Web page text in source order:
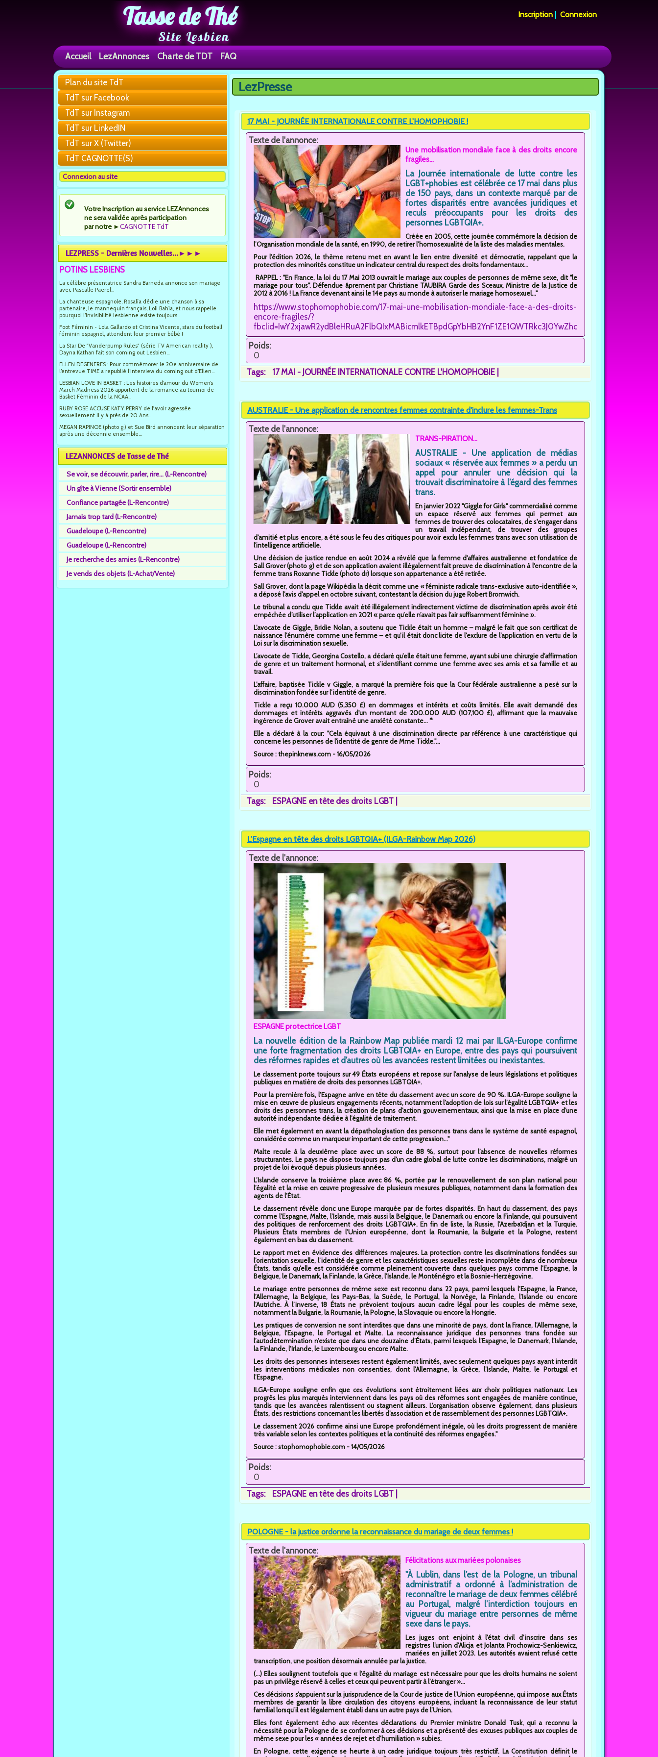
Tasse de Thé
Site Lesbien
Inscription |Connexion
Accueil LezAnnonces Charte de TDT FAQ
Plan du site TdT
TdT sur Facebook
TdT sur Instagram
TdT sur LinkedIN
TdT sur X (Twitter)
TdT CAGNOTTE(S)
Connexion au site
Votre Inscription au service LEZAnnonces
ne sera validée après participation
par notre ►CAGNOTTE TdT
LEZPRESS - Dernières Nouvelles...►►►
POTINS LESBIENS
La célèbre présentatrice Sandra Barneda annonce son mariage
avec Pascalle Paerel...
La chanteuse espagnole, Rosalía dédie une chanson à sa
partenaire, le mannequin français, Loli Bahía, et nous rappelle
pourquoi l’invisibilité lesbienne existe toujours...
Foot Féminin - Lola Gallardo et Cristina Vicente, stars du football
féminin espagnol, attendent leur premier bébé !
La Star De "Vanderpump Rules" (série TV American reality ),
Dayna Kathan fait son coming out Lesbien...
ELLEN DEGENERES : Pour commémorer le 20e anniversaire de
l’entrevue TIME a republié l’interview du coming out d’Ellen...
LESBIAN LOVE IN BASKET : Les histoires d’amour du Women’s
March Madness 2026 apportent de la romance au tournoi de
Basket Féminin de la NCAA...
RUBY ROSE ACCUSE KATY PERRY de l'avoir agressée
sexuellement Il y à près de 20 Ans...
MEGAN RAPINOE (photo g.) et Sue Bird annoncent leur séparation
après une décennie ensemble...
LEZANNONCES de Tasse de Thé
Se voir, se découvrir, parler, rire... (L-Rencontre)
Un gîte à Vienne (Sortir ensemble)
Confiance partagée (L-Rencontre)
Jamais trop tard (L-Rencontre)
Guadeloupe (L-Rencontre)
Guadeloupe (L-Rencontre)
Je recherche des amies (L-Rencontre)
Je vends des objets (L-Achat/Vente)
Vous êtes ici
LezPresse
17 MAI - JOURNÉE INTERNATIONALE CONTRE L'HOMOPHOBIE !
Texte de l'annonce:
Une mobilisation mondiale face à des droits encore
fragiles...
La Journée internationale de lutte contre les
LGBT+phobies est célébrée ce 17 mai dans plus
de 150 pays, dans un contexte marqué par de
fortes disparités entre avancées juridiques et
reculs préoccupants pour les droits des
personnes LGBTQIA+.
Créée en 2005, cette journée commémore la décision de
l’Organisation mondiale de la santé, en 1990, de retirer l’homosexualité de la liste des maladies mentales.
Pour l’édition 2026, le thème retenu met en avant le lien entre diversité et démocratie, rappelant que la
protection des minorités constitue un indicateur central du respect des droits fondamentaux...
RAPPEL : "En France, la loi du 17 Mai 2013 ouvrait le mariage aux couples de personnes de même sexe, dit "le
mariage pour tous". Défendue âprement par Christiane TAUBIRA Garde des Sceaux, Ministre de la Justice de
2012 à 2016 ! La France devenant ainsi le 14e pays au monde à autoriser le mariage homosexuel..."
https://www.stophomophobie.com/17-mai-une-mobilisation-mondiale-face-a-des-droits-
encore-fragiles/?
Poids:
0
Tags:
17 MAI - JOURNÉE INTERNATIONALE CONTRE L'HOMOPHOBIE
AUSTRALIE - Une application de rencontres femmes contrainte d'inclure les femmes-Trans
Texte de l'annonce:
TRANS-PIRATION...
AUSTRALIE - Une application de médias
sociaux « réservée aux femmes » a perdu un
appel pour annuler une décision qui la
trouvait discriminatoire à l’égard des femmes
trans.
En janvier 2022 "Giggle for Girls" commercialisé comme
un espace réservé aux femmes qui permet aux
femmes de trouver des colocataires, de s'engager dans
un travail indépendant, de trouver des groupes
d'amitié et plus encore, a été sous le feu des critiques pour avoir exclu les femmes trans avec son utilisation de
l'intelligence artificielle.
Une décision de justice rendue en août 2024 a révélé que la femme d'affaires australienne et fondatrice de
Sall Grover (photo g) et de son application avaient illégalement fait preuve de discrimination à l'encontre de la
femme trans Roxanne Tickle (photo dr) lorsque son appartenance a été retirée.
Sall Grover, dont la page Wikipédia la décrit comme une « féministe radicale trans-exclusive auto-identifiée »,
a déposé l’avis d’appel en octobre suivant, contestant la décision du juge Robert Bromwich.
Le tribunal a conclu que Tickle avait été illégalement indirectement victime de discrimination après avoir été
empêchée d’utiliser l’application en 2021 « parce qu’elle n’avait pas l’air suffisamment féminine ».
L’avocate de Giggle, Bridie Nolan, a soutenu que Tickle était un homme – malgré le fait que son certificat de
naissance l’énumère comme une femme – et qu’il était donc licite de l’exclure de l’application en vertu de la
Loi sur la discrimination sexuelle.
L’avocate de Tickle, Georgina Costello, a déclaré qu’elle était une femme, ayant subi une chirurgie d’affirmation
de genre et un traitement hormonal, et s’identifiant comme une femme avec ses amis et sa famille et au
travail.
L’affaire, baptisée Tickle v Giggle, a marqué la première fois que la Cour fédérale australienne a pesé sur la
discrimination fondée sur l’identité de genre.
Tickle a reçu 10.000 AUD (5,350 £) en dommages et intérêts et coûts limités. Elle avait demandé des
dommages et intérêts aggravés d'un montant de 200.000 AUD (107,100 £), affirmant que la mauvaise
ingérence de Grover avait entraîné une anxiété constante... *
Elle a déclaré à la cour: "Cela équivaut à une discrimination directe par référence à une caractéristique qui
concerne les personnes de l'identité de genre de Mme Tickle."...
Source : thepinknews.com - 16/05/2026
Poids:
0
Tags:
ESPAGNE en tête des droits LGBT
L’Espagne en tête des droits LGBTQIA+ (ILGA-Rainbow Map 2026)
Texte de l'annonce:
ESPAGNE protectrice LGBT
La nouvelle édition de la Rainbow Map publiée mardi 12 mai par ILGA-Europe confirme
une forte fragmentation des droits LGBTQIA+ en Europe, entre des pays qui poursuivent
des réformes rapides et d’autres où les avancées restent limitées ou inexistantes.
Le classement porte toujours sur 49 États européens et repose sur l’analyse de leurs législations et politiques
publiques en matière de droits des personnes LGBTQIA+.
Pour la première fois, l’Espagne arrive en tête du classement avec un score de 90 %. ILGA-Europe souligne la
mise en œuvre de plusieurs engagements récents, notamment l’adoption de lois sur l’égalité LGBTQIA+ et les
droits des personnes trans, la création de plans d’action gouvernementaux, ainsi que la mise en place d’une
autorité indépendante dédiée à l’égalité de traitement.
Elle met également en avant la dépathologisation des personnes trans dans le système de santé espagnol,
considérée comme un marqueur important de cette progression..."
Malte recule à la deuxième place avec un score de 88 %, surtout pour l’absence de nouvelles réformes
structurantes. Le pays ne dispose toujours pas d’un cadre global de lutte contre les discriminations, malgré un
projet de loi évoqué depuis plusieurs années.
L’Islande conserve la troisième place avec 86 %, portée par le renouvellement de son plan national pour
l’égalité et la mise en œuvre progressive de plusieurs mesures publiques, notamment dans la formation des
agents de l’État.
Le classement révèle donc une Europe marquée par de fortes disparités. En haut du classement, des pays
comme l’Espagne, Malte, l’Islande, mais aussi la Belgique, le Danemark ou encore la Finlande, qui poursuivent
des politiques de renforcement des droits LGBTQIA+. En fin de liste, la Russie, l’Azerbaïdjan et la Turquie.
Plusieurs États membres de l’Union européenne, dont la Roumanie, la Bulgarie et la Pologne, restent
également en bas du classement.
Le rapport met en évidence des différences majeures. La protection contre les discriminations fondées sur
l’orientation sexuelle, l’identité de genre et les caractéristiques sexuelles reste incomplète dans de nombreux
États, tandis qu’elle est considérée comme pleinement couverte dans quelques pays comme l’Espagne, la
Belgique, le Danemark, la Finlande, la Grèce, l’Islande, le Monténégro et la Bosnie-Herzégovine.
Le mariage entre personnes de même sexe est reconnu dans 22 pays, parmi lesquels l’Espagne, la France,
l’Allemagne, la Belgique, les Pays-Bas, la Suède, le Portugal, la Norvège, la Finlande, l’Islande ou encore
l’Autriche. À l’inverse, 18 États ne prévoient toujours aucun cadre légal pour les couples de même sexe,
notamment la Bulgarie, la Roumanie, la Pologne, la Slovaquie ou encore la Hongrie.
Les pratiques de conversion ne sont interdites que dans une minorité de pays, dont la France, l’Allemagne, la
Belgique, l’Espagne, le Portugal et Malte. La reconnaissance juridique des personnes trans fondée sur
l’autodétermination n’existe que dans une douzaine d’États, parmi lesquels l’Espagne, le Danemark, l’Islande,
la Finlande, l’Irlande, le Luxembourg ou encore Malte.
Les droits des personnes intersexes restent également limités, avec seulement quelques pays ayant interdit
les interventions médicales non consenties, dont l’Allemagne, la Grèce, l’Islande, Malte, le Portugal et
l’Espagne.
ILGA-Europe souligne enfin que ces évolutions sont étroitement liées aux choix politiques nationaux. Les
progrès les plus marqués interviennent dans les pays où des réformes sont engagées de manière continue,
tandis que les avancées ralentissent ou stagnent ailleurs. L’organisation observe également, dans plusieurs
États, des restrictions concernant les libertés d’association et de rassemblement des personnes LGBTQIA+.
Le classement 2026 confirme ainsi une Europe profondément inégale, où les droits progressent de manière
très variable selon les contextes politiques et la continuité des réformes engagées."
Source : stophomophobie.com - 14/05/2026
Poids:
0
Tags:
ESPAGNE en tête des droits LGBT
POLOGNE - la justice ordonne la reconnaissance du mariage de deux femmes !
Texte de l'annonce:
Félicitations aux mariées polonaises
"À Lublin, dans l’est de la Pologne, un tribunal
administratif a ordonné à l’administration de
reconnaître le mariage de deux femmes célébré
au Portugal, malgré l’interdiction toujours en
vigueur du mariage entre personnes de même
sexe dans le pays.
Les juges ont enjoint à l’état civil d’inscrire dans ses
registres l’union d’Alicja et Jolanta Prochowicz-Senkiewicz,
mariées en juillet 2023. Les autorités avaient refusé cette
transcription, une position désormais annulée par la justice.
(...) Elles soulignent toutefois que « l’égalité du mariage est nécessaire pour que les droits humains ne soient
pas un privilège réservé à celles et ceux qui peuvent partir à l’étranger »...
Ces décisions s’appuient sur la jurisprudence de la Cour de justice de l’Union européenne, qui impose aux États
membres de garantir la libre circulation des citoyens européens, incluant la reconnaissance de leur statut
familial lorsqu’il est légalement établi dans un autre pays de l’Union.
Elles font également écho aux récentes déclarations du Premier ministre Donald Tusk, qui a reconnu la
nécessité pour la Pologne de se conformer à ces décisions et a présenté des excuses publiques aux couples de
même sexe pour les « années de rejet et d’humiliation » subies.
En Pologne, cette exigence se heurte à un cadre juridique toujours très restrictif. La Constitution définit le